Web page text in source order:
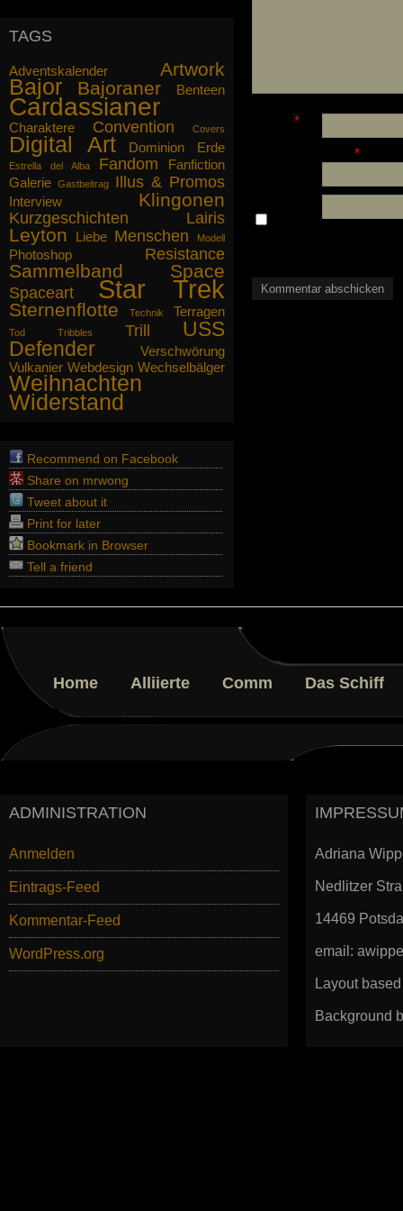
*
*
Abenteuern Sie nicht nur
Ihnen das Essen auf der Herdplatte
anbrennt. Wir replizieren Ihnen
gegebenenfalls etwas Neues.
Mögen die Propheten mit Ihnen sein.
gez. Captain Lairis Ilana
TAGS
Adventskalender Artwork
Bajor Bajoraner Benteen
Cardassianer
Charaktere Convention Covers
Digital Art Dominion Erde
Estrella del Alba Fandom
Fanfiction
Galerie Gastbeitrag Illus & Promos
Interview Klingonen
Kurzgeschichten Lairis
Leyton Liebe Menschen Modell
Photoshop Resistance
Sammelband Space
Spaceart Star Trek
Sternenflotte Technik Terragen
Tod Tribbles Trill
USS
Defender
Verschwörung
Vulkanier Webdesign Wechselbälger
Weihnachten
Widerstand
Recommend on Facebook
Share on mrwong
Tweet about it
Print for later
Bookmark in Browser
Tell a friend
Home Alliierte Comm Das Schiff
ADMINISTRATION
Anmelden
Eintrags-Feed
Kommentar-Feed
WordPress.org
Adriana
Nedlitzer
14469
email:
Layout
Background